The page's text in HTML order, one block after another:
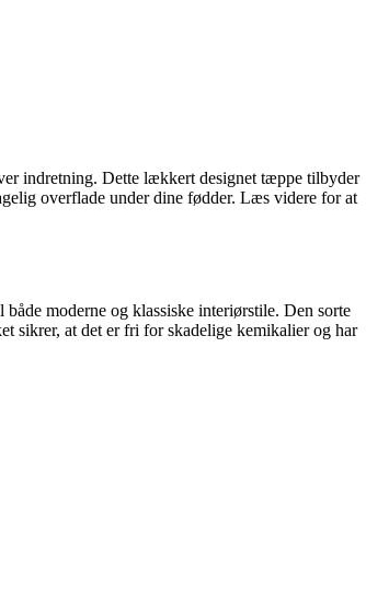
indretning. Dette lækkert designet tæppe tilbyder
overflade under dine fødder. Læs videre for at
moderne og klassiske interiørstile. Den sorte
at det er fri for skadelige kemikalier og har